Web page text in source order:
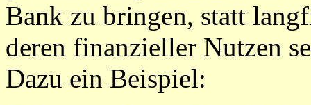
Bank zu bringen, statt
deren finanzieller Nutzen
Dazu ein Beispiel: